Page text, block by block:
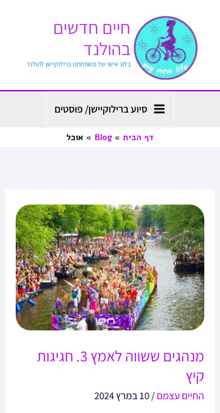
חיים חדשים
בהולנד
בלוג אישי של משפחתנו ברילוקיישן להולנד
סיוע ברילוקיישן/ פוסטים
דף הבית Blog אוכל
מנהגים ששווה לאמץ 3. חגיגות
קיץ
החיים עצמם/10 במרץ 2024
מנהגים
ששווה
לאמץ
3.
חגיגות
קיץ